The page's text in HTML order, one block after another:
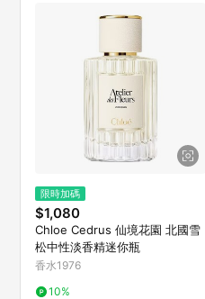
限時加碼
$1,080
Chloe Cedrus 仙境花園 北國雪
松中性淡香精迷你瓶
香水1976
10%